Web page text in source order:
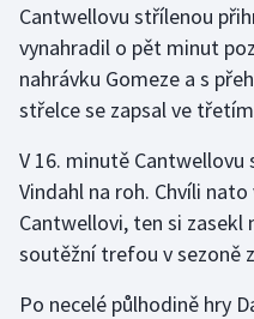
Ostatní
Cantwellovu střílenou
vynahradil o pět minut
nahrávku Gomeze a s
střelce se zapsal ve
V 16. minutě Cantwellovu
Vindahl na roh. Chvíli
Cantwellovi, ten si zasekl
soutěžní trefou v sezoně
Po necelé půlhodině hry